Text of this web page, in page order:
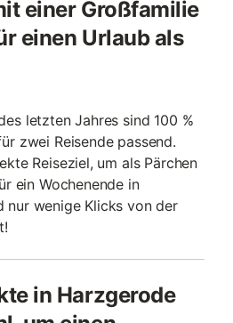
einer Großfamilie
einen Urlaub als
letzten Jahres sind 100 %
zwei Reisende passend.
Reiseziel, um als Pärchen
ein Wochenende in
nur wenige Klicks von der
in Harzgerode